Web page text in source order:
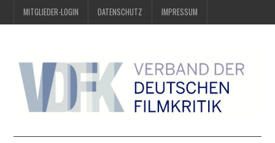
MITGLIEDER-LOGIN DATENSCHUTZ IMPRESSUM